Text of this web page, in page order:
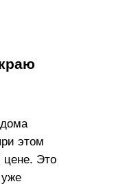
этом
цене. Это